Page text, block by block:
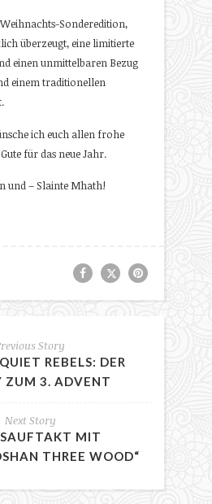
Sonderedition,
überzeugt, eine limitierte
einen unmittelbaren Bezug
einem traditionellen
ich euch allen frohe
für das neue Jahr.
und – Slainte Mhath!
Story
REBELS: DER
ZUM 3. ADVENT
Next Story
MIT
THREE WOOD“